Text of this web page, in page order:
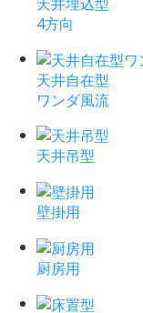
4方向
天井自在型
ワンダ風流
天井吊型
壁掛用
厨房用